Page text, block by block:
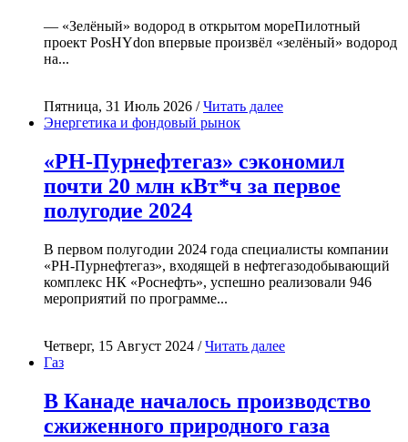
— «Зелёный» водород в открытом мореПилотный
проект PosHYdon впервые произвёл «зелёный» водород
на...
Пятница, 31 Июль 2026 /Читать далее
Энергетика и фондовый рынок
«РН-Пурнефтегаз» сэкономил
почти 20 млн кВт*ч за первое
полугодие 2024
В первом полугодии 2024 года специалисты компании
«РН-Пурнефтегаз», входящей в нефтегазодобывающий
комплекс НК «Роснефть», успешно реализовали 946
мероприятий по программе...
Четверг, 15 Август 2024 /Читать далее
Газ
В Канаде началось производство
сжиженного природного газа